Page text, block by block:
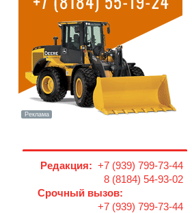
Редакция: +7 (939) 799-73-44
8 (8184) 54-93-02
Срочный вызов:
+7 (939) 799-73-44